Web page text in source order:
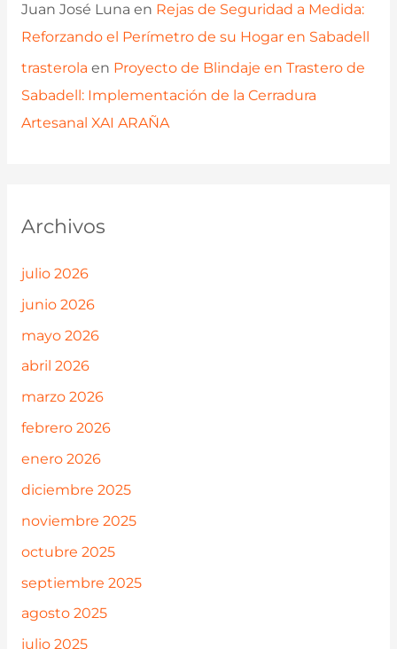
Juan José Luna en Rejas de Seguridad a Medida:
Reforzando el Perímetro de su Hogar en Sabadell
trasterola en Proyecto de Blindaje en Trastero de
Sabadell: Implementación de la Cerradura
Artesanal XAI ARAÑA
Archivos
julio 2026
junio 2026
mayo 2026
abril 2026
marzo 2026
febrero 2026
enero 2026
diciembre 2025
noviembre 2025
octubre 2025
septiembre 2025
agosto 2025
julio 2025